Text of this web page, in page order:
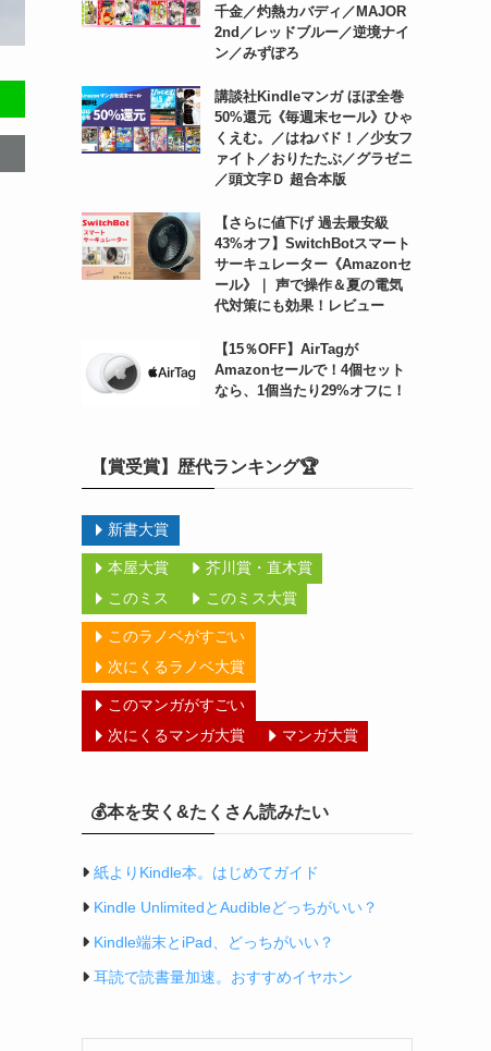
千金／灼熱カバディ／MAJOR
2nd／レッドブルー／逆境ナイ
ン／みずぽろ
講談社Kindleマンガ ほぼ全巻
50%還元《毎週末セール》ひゃ
くえむ。／はねバド！／少女フ
ァイト／おりたたぶ／グラゼニ
／頭文字Ｄ 超合本版
【さらに値下げ 過去最安級
43%オフ】SwitchBotスマート
サーキュレーター《Amazonセ
ール》｜ 声で操作＆夏の電気
代対策にも効果！レビュー
【15％OFF】AirTagが
Amazonセールで！4個セット
なら、1個当たり29%オフに！
【賞受賞】歴代ランキング🏆
新書大賞
本屋大賞
芥川賞・直木賞
このミス
このミス大賞
このラノベがすごい
次にくるラノベ大賞
このマンガがすごい
次にくるマンガ大賞
マンガ大賞
💰本を安く&たくさん読みたい
紙よりKindle本。はじめてガイド
Kindle UnlimitedとAudibleどっちがいい？
Kindle端末とiPad、どっちがいい？
耳読で読書量加速。おすすめイヤホン